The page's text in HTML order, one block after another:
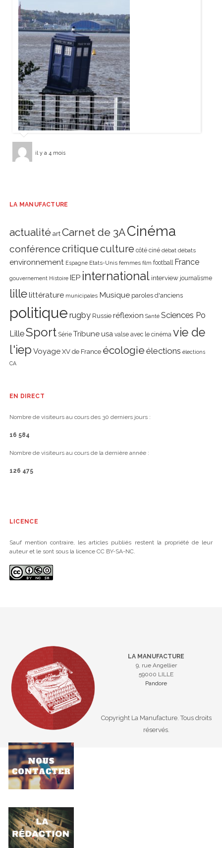
il y a 4 mois
LA MANUFACTURE
actualité art Carnet de 3ACinéma
conférencecritiqueculture côté ciné débat débats
environnement Espagne Etats-Unis femmes film football France
gouvernement Histoire IEP international interview journalisme
lillelittérature municipales Musique paroles d'anciens
politique rugby Russie réflexion Santé Sciences Po
LilleSport Série Tribune usa valse avec le cinéma vie de
l'iep Voyage XV de France écologie élections élections
CA
EN DIRECT
Nombre de visiteurs au cours des 30 derniers jours :
16 584
Nombre de visiteurs au cours de la dernière année :
126 475
LICENCE
Sauf mention contraire, les articles publiés restent la propriété de leur
auteur et le sont sous la licence CC BY-SA-NC.
LA MANUFACTURE
9, rue Angellier
59000 LILLE
Pandore
Copyright La Manufacture. Tous droits
réservés.